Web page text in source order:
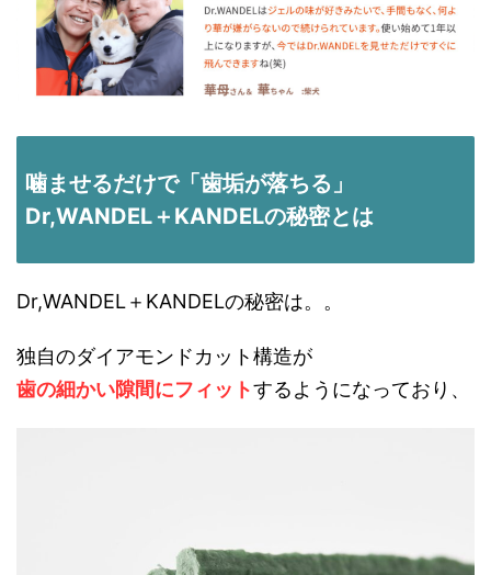
噛ませるだけで「歯垢が落ちる」
Dr,WANDEL＋KANDELの秘密とは
Dr,WANDEL＋KANDELの秘密は。。
独自のダイアモンドカット構造が
歯の細かい隙間にフィットするようになっており、